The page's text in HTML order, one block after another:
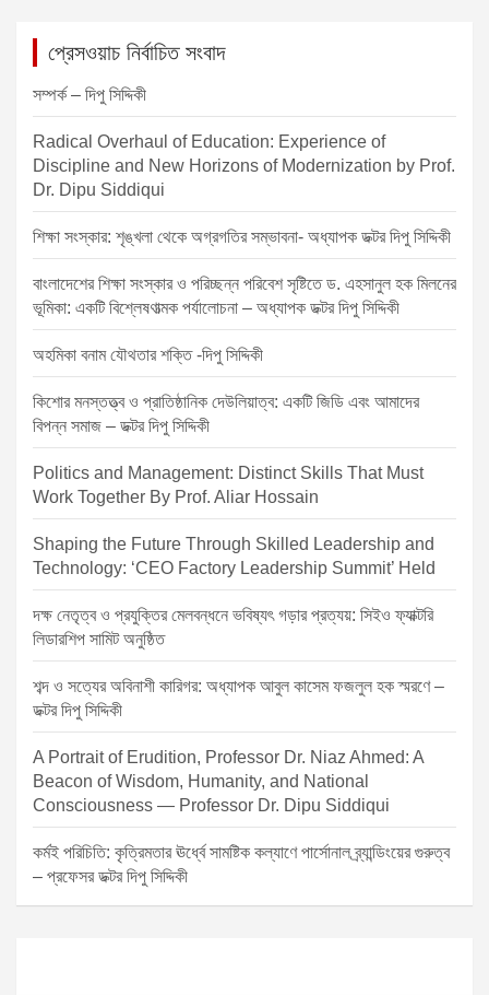
প্রেসওয়াচ নির্বাচিত সংবাদ
সম্পর্ক – দিপু সিদ্দিকী
Radical Overhaul of Education: Experience of
Discipline and New Horizons of Modernization by Prof.
Dr. Dipu Siddiqui
শিক্ষা সংস্কার: শৃঙ্খলা থেকে অগ্রগতির সম্ভাবনা- অধ্যাপক ডক্টর দিপু সিদ্দিকী
বাংলাদেশের শিক্ষা সংস্কার ও পরিচ্ছন্ন পরিবেশ সৃষ্টিতে ড. এহসানুল হক মিলনের
ভূমিকা: একটি বিশ্লেষণাত্মক পর্যালোচনা – অধ্যাপক ডক্টর দিপু সিদ্দিকী
অহমিকা বনাম যৌথতার শক্তি -দিপু সিদ্দিকী
কিশোর মনস্তত্ত্ব ও প্রাতিষ্ঠানিক দেউলিয়াত্ব: একটি জিডি এবং আমাদের
বিপন্ন সমাজ – ডক্টর দিপু সিদ্দিকী
Politics and Management: Distinct Skills That Must
Work Together By Prof. Aliar Hossain
Shaping the Future Through Skilled Leadership and
Technology: ‘CEO Factory Leadership Summit’ Held
দক্ষ নেতৃত্ব ও প্রযুক্তির মেলবন্ধনে ভবিষ্যৎ গড়ার প্রত্যয়: সিইও ফ্যাক্টরি
লিডারশিপ সামিট অনুষ্ঠিত
শব্দ ও সত্যের অবিনাশী কারিগর: অধ্যাপক আবুল কাসেম ফজলুল হক স্মরণে –
ডক্টর দিপু সিদ্দিকী
A Portrait of Erudition, Professor Dr. Niaz Ahmed: A
Beacon of Wisdom, Humanity, and National
Consciousness — Professor Dr. Dipu Siddiqui
কর্মই পরিচিতি: কৃত্রিমতার ঊর্ধ্বে সামষ্টিক কল্যাণে পার্সোনাল ব্র্যান্ডিংয়ের গুরুত্ব
– প্রফেসর ডক্টর দিপু সিদ্দিকী